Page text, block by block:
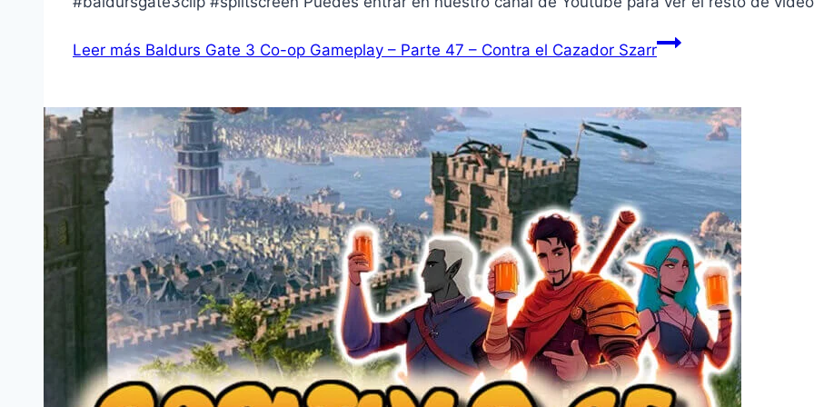
Leer más Baldurs Gate 3 Co-op Gameplay – Parte 47 – Contra el Cazador Szarr